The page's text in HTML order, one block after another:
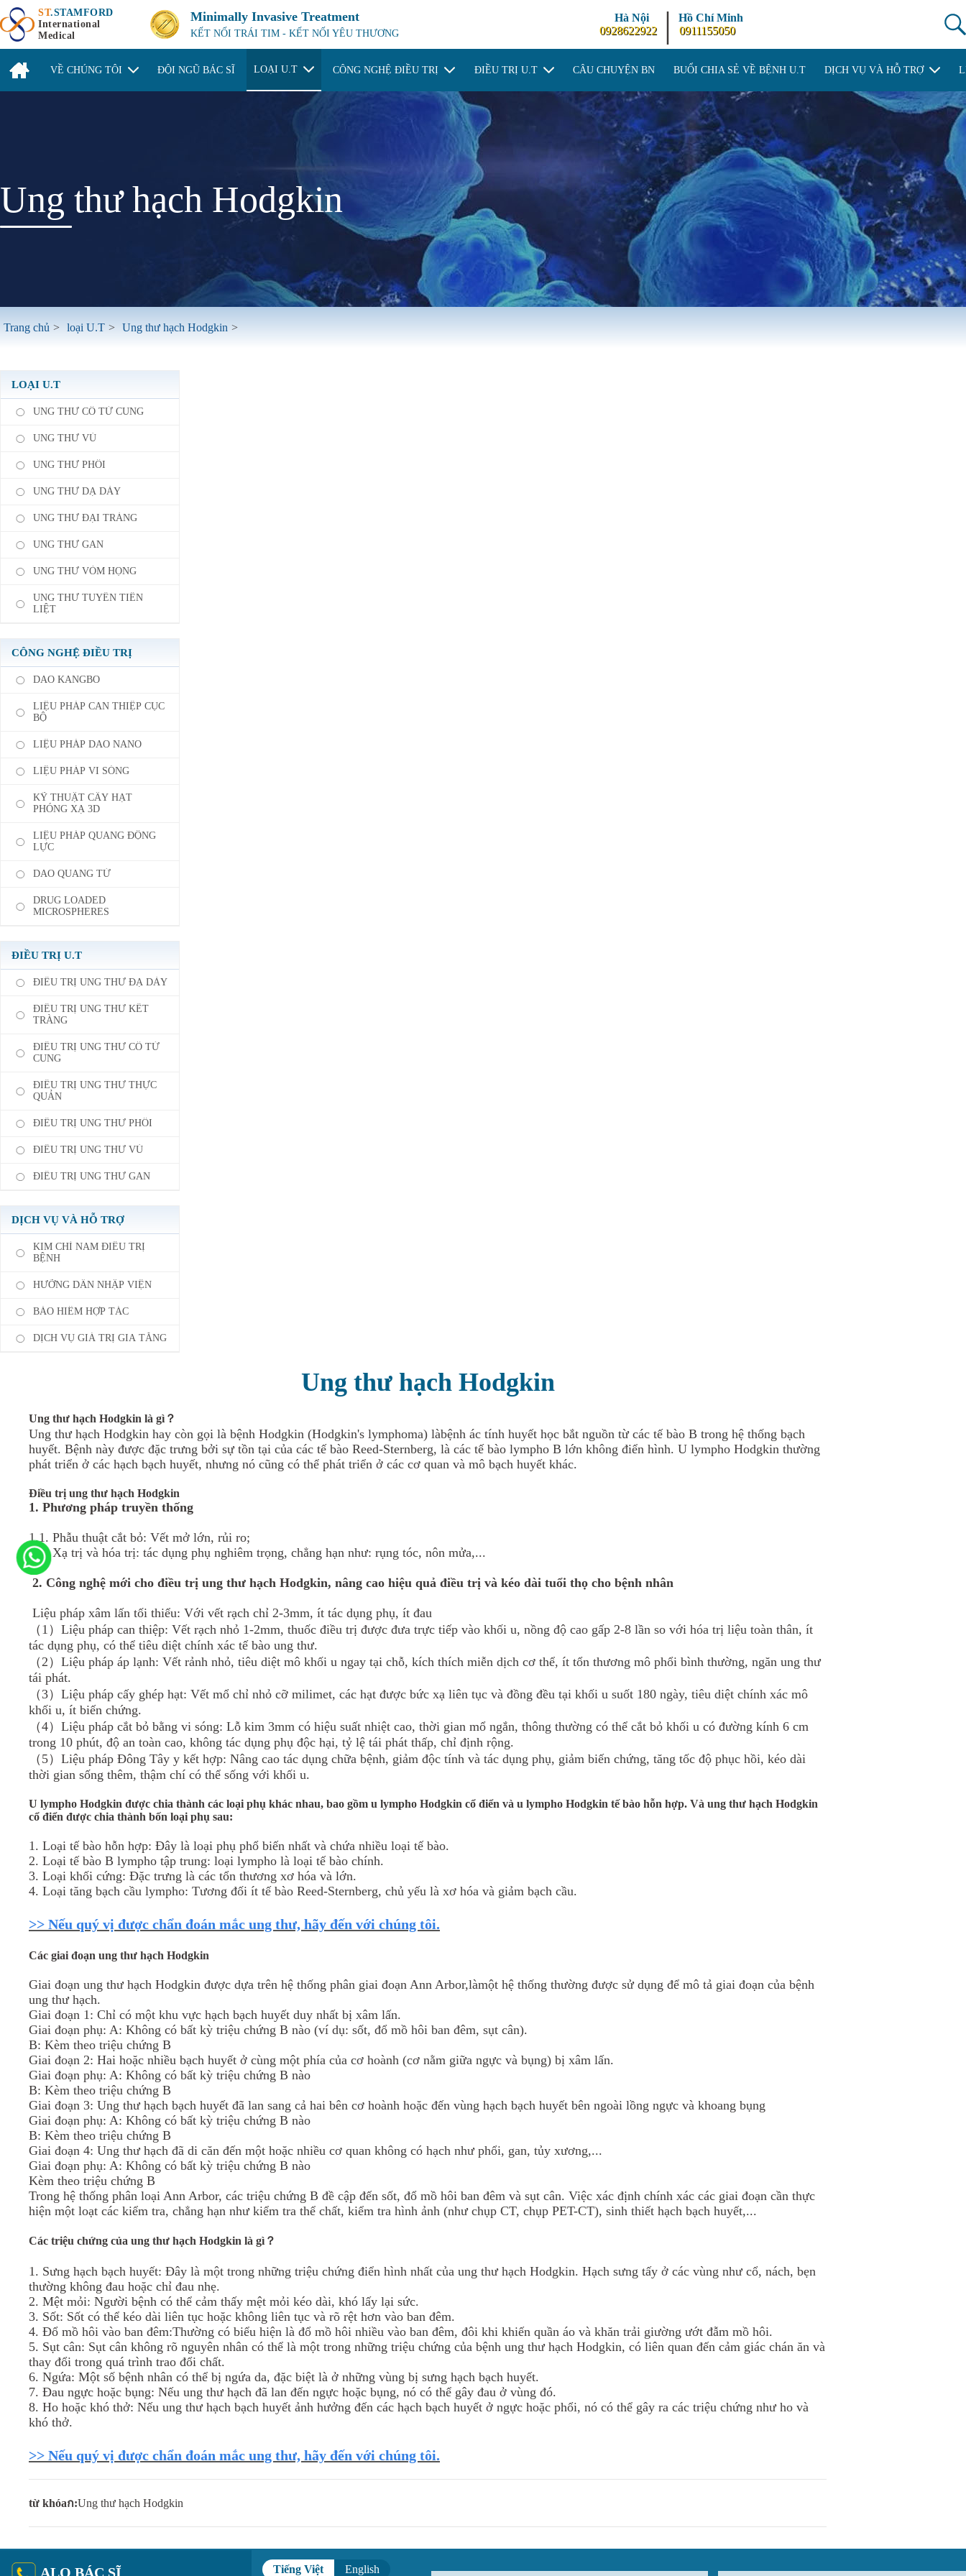
ST.STAMFORD
International
Medical
Minimally Invasive Treatment
KẾT NỐI TRÁI TIM - KẾT NỐI YÊU THƯƠNG
Hà Nội
0928622922
|
Hồ Chí Minh
0911155050
VỀ CHÚNG TÔI ĐỘI NGŨ BÁC SĨ LOẠI U.T CÔNG NGHỆ ĐIỀU TRỊ ĐIỀU TRỊ U.T CÂU CHUYỆN BN BUỔI CHIA SẺ VỀ BỆNH U.T DỊCH VỤ VÀ HỖ TRỢ
Ung thư hạch Hodgkin
Trang chủ > loại U.T > Ung thư hạch Hodgkin >
LOẠI U.T
UNG THƯ CỔ TỬ CUNG
UNG THƯ VÚ
UNG THƯ PHỔI
UNG THƯ DẠ DÀY
UNG THƯ ĐẠI TRÀNG
UNG THƯ GAN
UNG THƯ VÒM HỌNG
UNG THƯ TUYẾN TIỀN
LIỆT
CÔNG NGHỆ ĐIỀU TRỊ
DAO KANGBO
LIỆU PHÁP CAN THIỆP CỤC
BỘ
LIỆU PHÁP DAO NANO
LIỆU PHÁP VI SÓNG
KỸ THUẬT CẤY HẠT
PHÓNG XẠ 3D
LIỆU PHÁP QUANG ĐỘNG
LỰC
DAO QUANG TỬ
DRUG LOADED
MICROSPHERES
ĐIỀU TRỊ U.T
ĐIỀU TRỊ UNG THƯ ĐẠ DÀY
ĐIỀU TRỊ UNG THƯ KẾT
TRÀNG
ĐIỀU TRỊ UNG THƯ CỔ TỬ
CUNG
ĐIỀU TRỊ UNG THƯ THỰC
QUẢN
ĐIỀU TRỊ UNG THƯ PHỔI
ĐIỀU TRỊ UNG THƯ VÚ
ĐIỀU TRỊ UNG THƯ GAN
DỊCH VỤ VÀ HỖ TRỢ
KIM CHỈ NAM ĐIỀU TRỊ
BỆNH
HƯỠNG DẪN NHẬP VIỆN
BẢO HIỂM HỢP TÁC
DỊCH VỤ GIÁ TRỊ GIA TĂNG
Ung thư hạch Hodgkin
Ung thư hạch Hodgkin là gì？
Ung thư hạch Hodgkin hay còn gọi là bệnh Hodgkin (Hodgkin's lymphoma) làbệnh ác tính huyết học bắt nguồn từ các tế bào B trong hệ thống bạch
huyết. Bệnh này được đặc trưng bởi sự tồn tại của các tế bào Reed-Sternberg, là các tế bào lympho B lớn không điển hình. U lympho Hodgkin thường
phát triển ở các hạch bạch huyết, nhưng nó cũng có thể phát triển ở các cơ quan và mô bạch huyết khác.
Điều trị ung thư hạch Hodgkin
1. Phương pháp truyền thống
1.1. Phẫu thuật cắt bỏ: Vết mở lớn, rủi ro;
1.2. Xạ trị và hóa trị: tác dụng phụ nghiêm trọng, chẳng hạn như: rụng tóc, nôn mửa,...
2. Công nghệ mới cho điều trị ung thư hạch Hodgkin, nâng cao hiệu quả điều trị và kéo dài tuổi thọ cho bệnh nhân
Liệu pháp xâm lấn tối thiểu: Với vết rạch chỉ 2-3mm, ít tác dụng phụ, ít đau
（1）Liệu pháp can thiệp: Vết rạch nhỏ 1-2mm, thuốc điều trị được đưa trực tiếp vào khối u, nồng độ cao gấp 2-8 lần so với hóa trị liệu toàn thân, ít
tác dụng phụ, có thể tiêu diệt chính xác tế bào ung thư.
（2）Liệu pháp áp lạnh: Vết rảnh nhỏ, tiêu diệt mô khối u ngay tại chỗ, kích thích miễn dịch cơ thể, ít tổn thương mô phổi bình thường, ngăn ung thư
tái phát.
（3）Liệu pháp cấy ghép hạt: Vết mổ chỉ nhỏ cỡ milimet, các hạt được bức xạ liên tục và đồng đều tại khối u suốt 180 ngày, tiêu diệt chính xác mô
khối u, ít biến chứng.
（4）Liệu pháp cắt bỏ bằng vi sóng: Lỗ kim 3mm có hiệu suất nhiệt cao, thời gian mổ ngắn, thông thường có thể cắt bỏ khối u có đường kính 6 cm
trong 10 phút, độ an toàn cao, không tác dụng phụ độc hại, tỷ lệ tái phát thấp, chỉ định rộng.
（5）Liệu pháp Đông Tây y kết hợp: Nâng cao tác dụng chữa bệnh, giảm độc tính và tác dụng phụ, giảm biến chứng, tăng tốc độ phục hồi, kéo dài
thời gian sống thêm, thậm chí có thể sống với khối u.
U lympho Hodgkin được chia thành các loại phụ khác nhau, bao gồm u lympho Hodgkin cổ điển và u lympho Hodgkin tế bào hỗn hợp. Và ung thư hạch Hodgkin
cổ điển được chia thành bốn loại phụ sau:
1. Loại tế bào hỗn hợp: Đây là loại phụ phổ biến nhất và chứa nhiều loại tế bào.
2. Loại tế bào B lympho tập trung: loại lympho là loại tế bào chính.
3. Loại khối cứng: Đặc trưng là các tổn thương xơ hóa và lớn.
4. Loại tăng bạch cầu lympho: Tương đối ít tế bào Reed-Sternberg, chủ yếu là xơ hóa và giảm bạch cầu.
>> Nếu quý vị được chẩn đoán mắc ung thư, hãy đến với chúng tôi.
Các giai đoạn ung thư hạch Hodgkin
Giai đoạn ung thư hạch Hodgkin được dựa trên hệ thống phân giai đoạn Ann Arbor,làmột hệ thống thường được sử dụng để mô tả giai đoạn của bệnh
ung thư hạch.
Giai đoạn 1: Chỉ có một khu vực hạch bạch huyết duy nhất bị xâm lấn.
Giai đoạn phụ: A: Không có bất kỳ triệu chứng B nào (ví dụ: sốt, đổ mồ hôi ban đêm, sụt cân).
B: Kèm theo triệu chứng B
Giai đoạn 2: Hai hoặc nhiều bạch huyết ở cùng một phía của cơ hoành (cơ nằm giữa ngực và bụng) bị xâm lấn.
Giai đoạn phụ: A: Không có bất kỳ triệu chứng B nào
B: Kèm theo triệu chứng B
Giai đoạn 3: Ung thư hạch bạch huyết đã lan sang cả hai bên cơ hoành hoặc đến vùng hạch bạch huyết bên ngoài lồng ngực và khoang bụng
Giai đoạn phụ: A: Không có bất kỳ triệu chứng B nào
B: Kèm theo triệu chứng B
Giai đoạn 4: Ung thư hạch đã di căn đến một hoặc nhiều cơ quan không có hạch như phổi, gan, tủy xương,...
Giai đoạn phụ: A: Không có bất kỳ triệu chứng B nào
Kèm theo triệu chứng B
Trong hệ thống phân loại Ann Arbor, các triệu chứng B đề cập đến sốt, đổ mồ hôi ban đêm và sụt cân. Việc xác định chính xác các giai đoạn cần thực
hiện một loạt các kiểm tra, chẳng hạn như kiểm tra thể chất, kiểm tra hình ảnh (như chụp CT, chụp PET-CT), sinh thiết hạch bạch huyết,...
Các triệu chứng của ung thư hạch Hodgkin là gì？
1. Sưng hạch bạch huyết: Đây là một trong những triệu chứng điển hình nhất của ung thư hạch Hodgkin. Hạch sưng tấy ở các vùng như cổ, nách, bẹn
thường không đau hoặc chỉ đau nhẹ.
2. Mệt mỏi: Người bệnh có thể cảm thấy mệt mỏi kéo dài, khó lấy lại sức.
3. Sốt: Sốt có thể kéo dài liên tục hoặc không liên tục và rõ rệt hơn vào ban đêm.
4. Đổ mồ hôi vào ban đêm:Thường có biểu hiện là đổ mồ hôi nhiều vào ban đêm, đôi khi khiến quần áo và khăn trải giường ướt đẫm mồ hôi.
5. Sụt cân: Sụt cân không rõ nguyên nhân có thể là một trong những triệu chứng của bệnh ung thư hạch Hodgkin, có liên quan đến cảm giác chán ăn và
thay đổi trong quá trình trao đổi chất.
6. Ngứa: Một số bệnh nhân có thể bị ngứa da, đặc biệt là ở những vùng bị sưng hạch bạch huyết.
7. Đau ngực hoặc bụng: Nếu ung thư hạch đã lan đến ngực hoặc bụng, nó có thể gây đau ở vùng đó.
8. Ho hoặc khó thở: Nếu ung thư hạch bạch huyết ảnh hưởng đến các hạch bạch huyết ở ngực hoặc phổi, nó có thể gây ra các triệu chứng như ho và
khó thở.
>> Nếu quý vị được chẩn đoán mắc ung thư, hãy đến với chúng tôi.
từ khóaก:Ung thư hạch Hodgkin
ALO BÁC SĨ Tiếng Việt English